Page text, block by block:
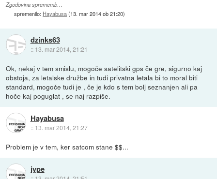
Zgodovina sprememb…
spremenilo: Hayabusa(13. mar 2014 ob 21:20)
dzinks63
:: 13. mar 2014, 21:21
Ok, nekaj v tem smislu, mogoče satelitski gps če gre, sigurno kaj
obstoja, za letalske družbe in tudi privatna letala bi to moral biti
standard, mogoče tudi je , če je kdo s tem bolj seznanjen ali pa
hoče kaj poguglat , se naj razpiše.
Hayabusa
:: 13. mar 2014, 21:27
Problem je v tem, ker satcom stane $$...
jype